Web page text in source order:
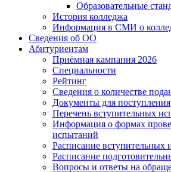
Образовательные
История колледжа
Информация в СМИ о
Сведения об ОО
Абитуриентам
Приёмная кампания 2026
Специальности
Рейтинг
Сведения о количестве
Документы для поступления
Перечень вступительных
Информация о формах
испытаний
Расписание вступительных
Расписание
Вопросы и ответы на